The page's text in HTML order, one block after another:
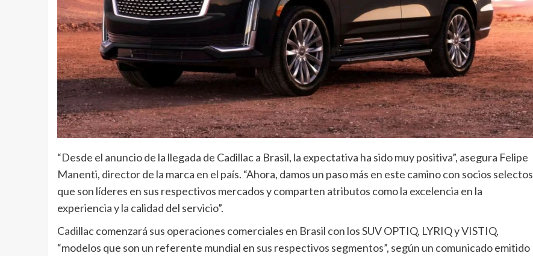
“Desde el anuncio de la llegada de Cadillac a Brasil, la expectativa ha sido muy positiva”, asegura Felipe
Manenti, director de la marca en el país. “Ahora, damos un paso más en este camino con socios selectos
que son líderes en sus respectivos mercados y comparten atributos como la excelencia en la
experiencia y la calidad del servicio”.
Cadillac comenzará sus operaciones comerciales en Brasil con los SUV OPTIQ, LYRIQ y VISTIQ,
“modelos que son un referente mundial en sus respectivos segmentos”, según un comunicado emitido